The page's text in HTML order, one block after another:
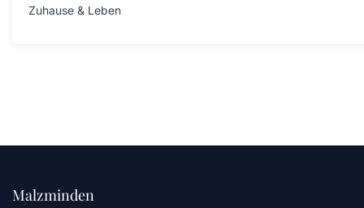
Zuhause & Leben
Malzminden